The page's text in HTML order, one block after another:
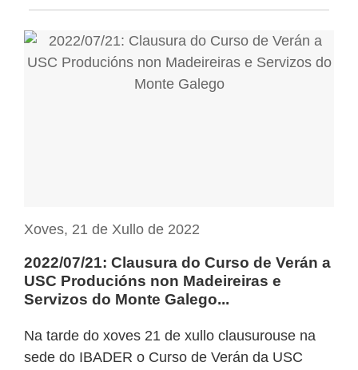
Xoves, 21 de Xullo de 2022
2022/07/21: Clausura do Curso de Verán a
USC Producións non Madeireiras e
Servizos do Monte Galego...
Na tarde do xoves 21 de xullo clausurouse na
sede do IBADER o Curso de Verán da USC